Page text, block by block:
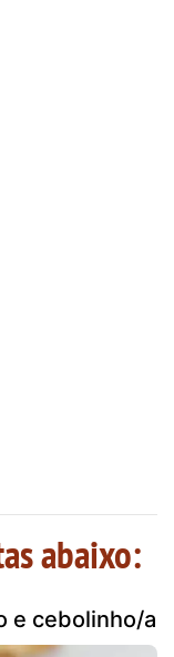
abaixo:
e cebolinho/a